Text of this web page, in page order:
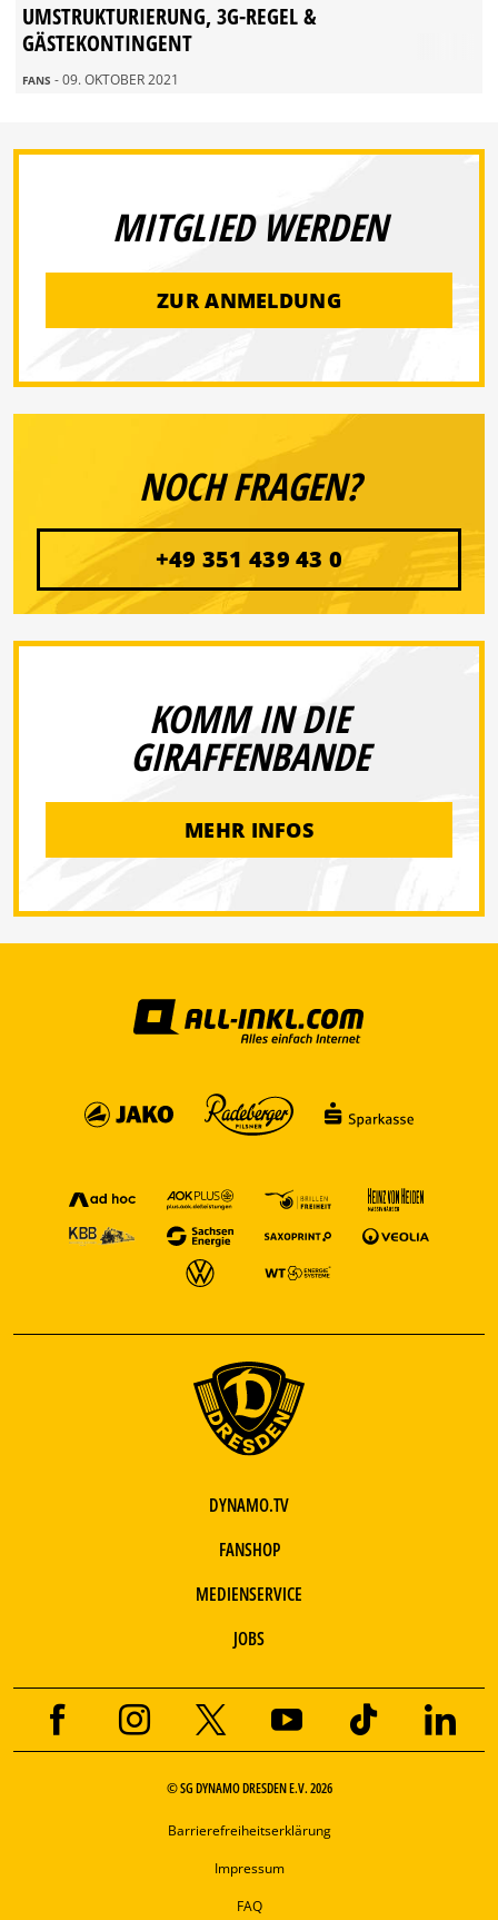
UMSTRUKTURIERUNG, 3G-REGEL &
GÄSTEKONTINGENT
FANS - 09. OKTOBER 2021
MITGLIED WERDEN
ZUR ANMELDUNG
NOCH FRAGEN?
+49 351 439 43 0
KOMM IN DIE
GIRAFFENBANDE
MEHR INFOS
DYNAMO.TV
FANSHOP
MEDIENSERVICE
JOBS
© SG DYNAMO DRESDEN E.V. 2026
Barrierefreiheitserklärung
Impressum
FAQ